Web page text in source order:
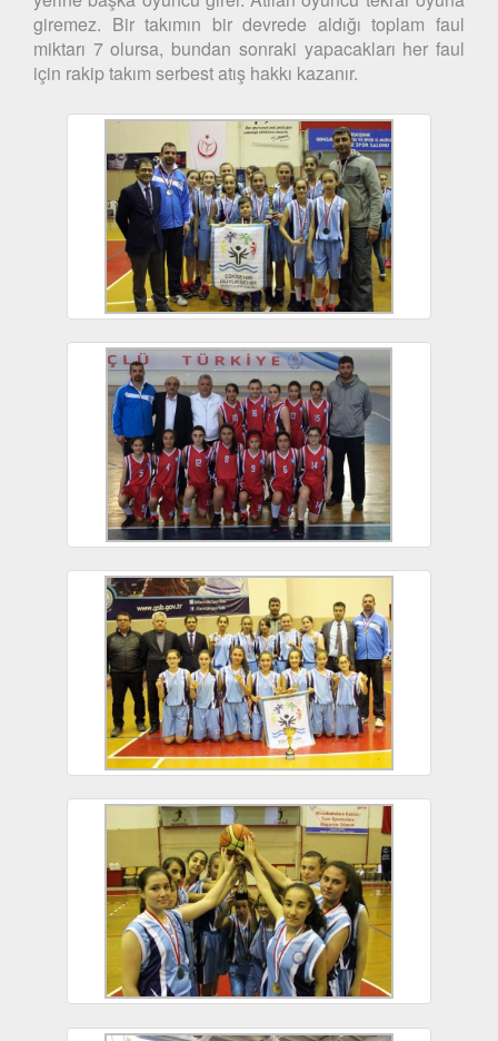
giremez. Bir takımın bir devrede aldığı toplam faul
miktarı 7 olursa, bundan sonraki yapacakları her faul
için rakip takım serbest atış hakkı kazanır.